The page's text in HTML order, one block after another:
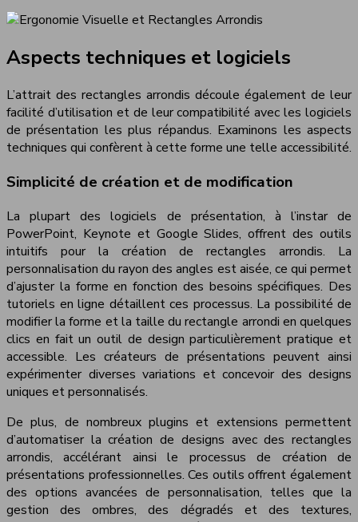
Aspects techniques et logiciels
L’attrait des rectangles arrondis découle également de leur
facilité d’utilisation et de leur compatibilité avec les logiciels
de présentation les plus répandus. Examinons les aspects
techniques qui confèrent à cette forme une telle accessibilité.
Simplicité de création et de modification
La plupart des logiciels de présentation, à l’instar de
PowerPoint, Keynote et Google Slides, offrent des outils
intuitifs pour la création de rectangles arrondis. La
personnalisation du rayon des angles est aisée, ce qui permet
d’ajuster la forme en fonction des besoins spécifiques. Des
tutoriels en ligne détaillent ces processus. La possibilité de
modifier la forme et la taille du rectangle arrondi en quelques
clics en fait un outil de design particulièrement pratique et
accessible. Les créateurs de présentations peuvent ainsi
expérimenter diverses variations et concevoir des designs
uniques et personnalisés.
De plus, de nombreux plugins et extensions permettent
d’automatiser la création de designs avec des rectangles
arrondis, accélérant ainsi le processus de création de
présentations professionnelles. Ces outils offrent également
des options avancées de personnalisation, telles que la
gestion des ombres, des dégradés et des textures,